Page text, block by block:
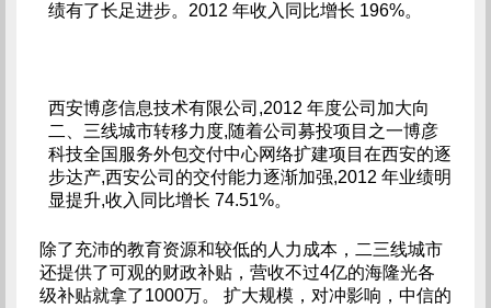
绩有了长足进步。2012 年收入同比增长 196%。
西安博彦信息技术有限公司,2012 年度公司加大向
二、三线城市转移力度,随着公司募投项目之一博彦
科技全国服务外包交付中心网络扩建项目在西安的逐
步达产,西安公司的交付能力逐渐加强,2012 年业绩明
显提升,收入同比增长 74.51%。
除了充沛的教育资源和较低的人力成本，二三线城市
还提供了可观的财政补贴，营收不过4亿的海隆光各
级补贴就拿了1000万。 扩大规模，对冲影响，中信的